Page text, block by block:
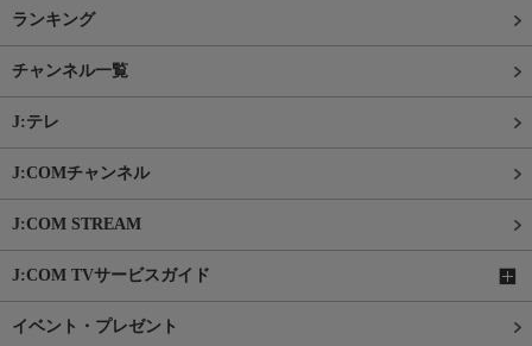
ランキング
チャンネル一覧
J:テレ
J:COMチャンネル
J:COM STREAM
J:COM TVサービスガイド
イベント・プレゼント